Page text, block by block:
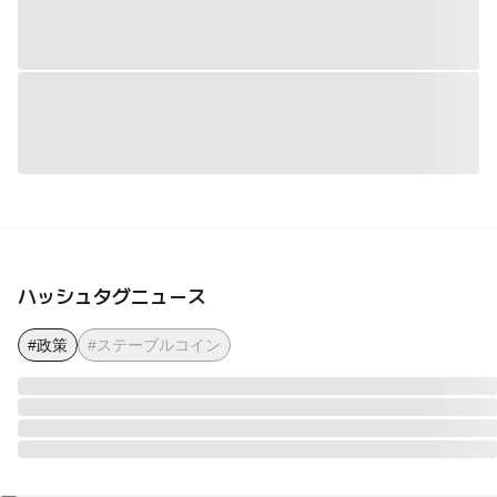
ハッシュタグニュース
#政策 #ステーブルコイン